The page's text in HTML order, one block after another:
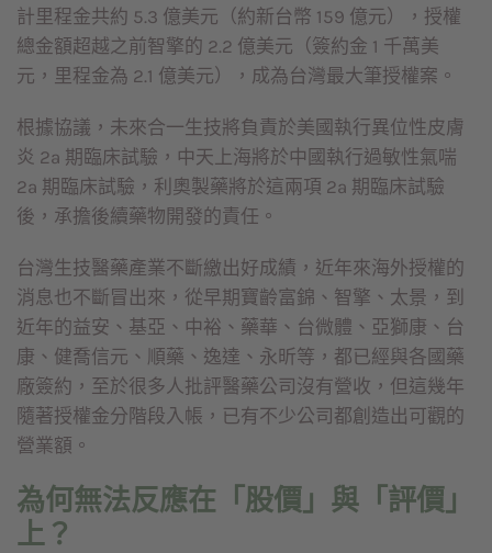
計里程金共約 5.3 億美元（約新台幣 159 億元），授權
總金額超越之前智擎的 2.2 億美元（簽約金 1 千萬美
元，里程金為 2.1 億美元），成為台灣最大筆授權案。
根據協議，未來合一生技將負責於美國執行異位性皮膚
炎 2a 期臨床試驗，中天上海將於中國執行過敏性氣喘
2a 期臨床試驗，利奧製藥將於這兩項 2a 期臨床試驗
後，承擔後續藥物開發的責任。
台灣生技醫藥產業不斷繳出好成績，近年來海外授權的
消息也不斷冒出來，從早期寶齡富錦、智擎、太景，到
近年的益安、基亞、中裕、藥華、台微體、亞獅康、台
康、健喬信元、順藥、逸達、永昕等，都已經與各國藥
廠簽約，至於很多人批評醫藥公司沒有營收，但這幾年
隨著授權金分階段入帳，已有不少公司都創造出可觀的
營業額。
為何無法反應在「股價」與「評價」
上？